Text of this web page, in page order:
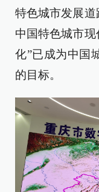
特色城市发展道
中国特色城市
化”已成为中国
的目标。